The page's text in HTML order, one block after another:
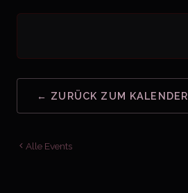
← ZURÜCK ZUM KALENDER
Alle Events